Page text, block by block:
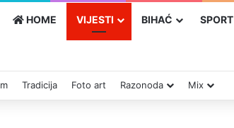
HOME VIJESTI BIHAĆ SPORT
Tradicija Foto art Razonoda Mix